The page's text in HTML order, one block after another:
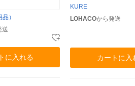
）
送
に入れる
KURE
LOHACOから発送
カートに入